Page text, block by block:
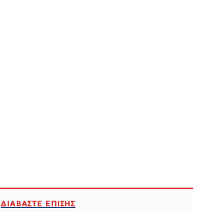
ΔΙΑΒΑΣΤΕ ΕΠΙΣΗΣ